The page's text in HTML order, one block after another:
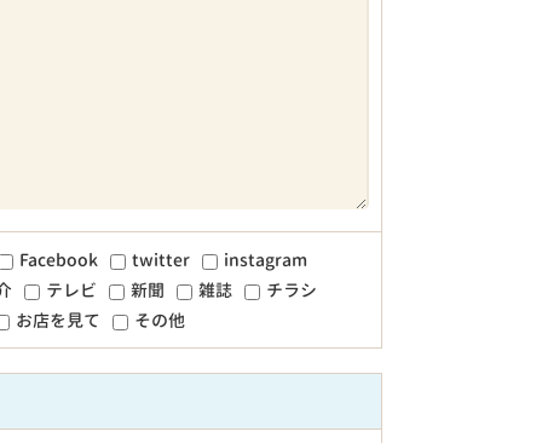
Facebook twitter
instagram
テレビ 新聞 雑誌
チラシ
お店を見て
その他